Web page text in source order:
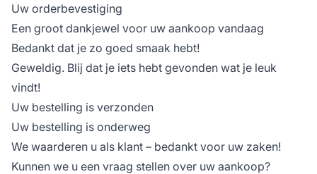
Uw orderbevestiging
Een groot dankjewel voor uw aankoop vandaag
Bedankt dat je zo goed smaak hebt!
Geweldig. Blij dat je iets hebt gevonden wat je leuk
vindt!
Uw bestelling is verzonden
Uw bestelling is onderweg
We waarderen u als klant – bedankt voor uw zaken!
Kunnen we u een vraag stellen over uw aankoop?